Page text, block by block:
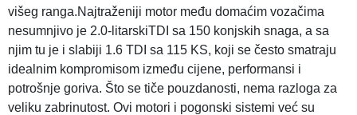
višeg ranga.Najtraženiji motor među domaćim vozačima
nesumnjivo je 2.0-litarskiTDI sa 150 konjskih snaga, a sa
njim tu je i slabiji 1.6 TDI sa 115 KS, koji se često smatraju
idealnim kompromisom između cijene, performansi i
potrošnje goriva. Što se tiče pouzdanosti, nema razloga za
veliku zabrinutost. Ovi motori i pogonski sistemi već su